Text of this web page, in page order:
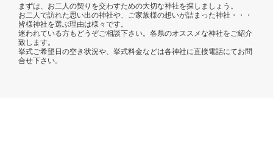
まずは、お二人の契りを交わすための大切な神社を探しましょう。
お二人で訪れた思い出の神社や、ご家族様の想いが詰まった神社・・・
皆様神社を選ぶ理由は様々です。
迷われている方もどうぞご相談下さい。各県のオススメな神社をご紹介
致します。
挙式ご希望日の空き状況や、挙式料金などは各神社に直接電話にてお問
合せ下さい。